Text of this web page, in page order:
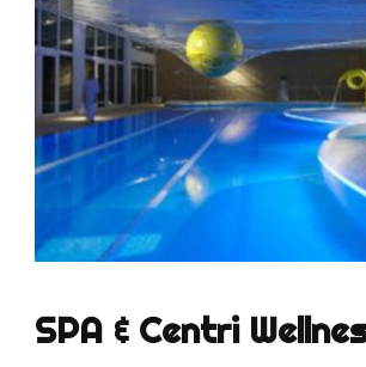
SPA & Centri